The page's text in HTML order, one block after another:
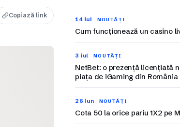
Copiază link
14 iul NOUTĂȚI
Cum funcționează un casino
3 iul NOUTĂȚI
NetBet: o prezență licențiată
piața de iGaming din România
26 iun NOUTĂȚI
Cota 50 la orice pariu 1X2 pe